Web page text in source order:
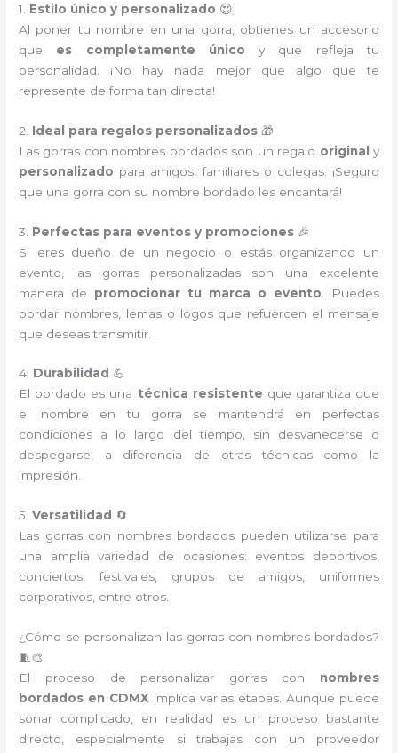
1. Estilo único y personalizado 😍
Al poner tu nombre en una gorra, obtienes un accesorio
que es completamente único y que refleja tu
personalidad. ¡No hay nada mejor que algo que te
represente de forma tan directa!
2. Ideal para regalos personalizados 🎁
Las gorras con nombres bordados son un regalo original y
personalizado para amigos, familiares o colegas. ¡Seguro
que una gorra con su nombre bordado les encantará!
3. Perfectas para eventos y promociones 🎉
Si eres dueño de un negocio o estás organizando un
evento, las gorras personalizadas son una excelente
manera de promocionar tu marca o evento . Puedes
bordar nombres, lemas o logos que refuercen el mensaje
que deseas transmitir.
4. Durabilidad 💪
El bordado es una técnica resistente que garantiza que
el nombre en tu gorra se mantendrá en perfectas
condiciones a lo largo del tiempo, sin desvanecerse o
despegarse, a diferencia de otras técnicas como la
impresión.
5.Versatilidad 🔄
Las gorras con nombres bordados pueden utilizarse para
una amplia variedad de ocasiones: eventos deportivos,
conciertos, festivales, grupos de amigos, uniformes
corporativos, entre otros.
¿Cómo se personalizan las gorras con nombres bordados?
🧵🎨
El proceso de personalizar gorras con nombres
bordados en CDMX implica varias etapas. Aunque puede
sonar complicado, en realidad es un proceso bastante
directo, especialmente si trabajas con un proveedor